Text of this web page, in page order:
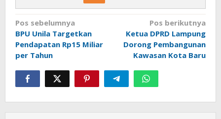
Navigasi
pos
Pos sebelumnya
BPU Unila Targetkan
Pendapatan Rp15 Miliar
per Tahun
Pos berikutnya
Ketua DPRD Lampung
Dorong Pembangunan
Kawasan Kota Baru